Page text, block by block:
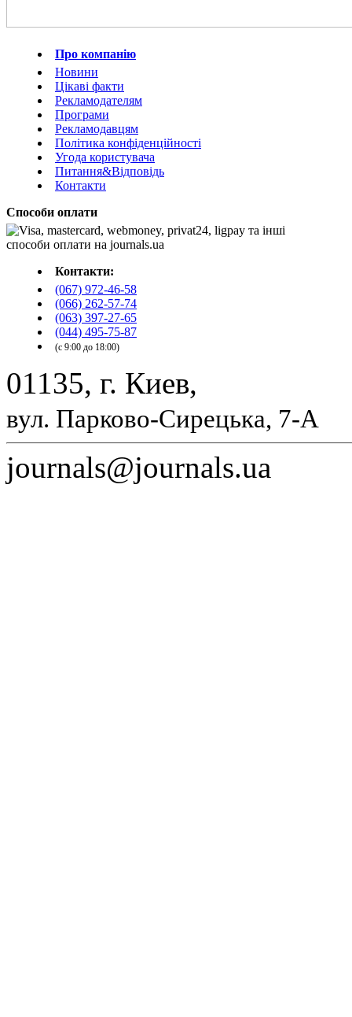
Про компанію
Новини
Цікаві факти
Рекламодателям
Програми
Рекламодавцям
Політика конфіденційності
Угода користувача
Питання&Відповідь
Контакти
Способи оплати
Контакти:
(067) 972-46-58
(066) 262-57-74
(063) 397-27-65
(044) 495-75-87
(с 9:00 до 18:00)
01135, г. Киев,
вул. Парково-Сирецька, 7-А
journals@journals.ua